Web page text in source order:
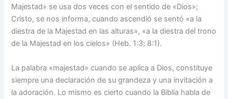
Majestad» se usa dos veces con el sentido de «Dios»;
Cristo, se nos informa, cuando ascendió se sentó «a la
diestra de la Majestad en las alturas», «a la diestra del trono
de la Majestad en los cielos» (Heb. 1:3; 8:1).
La palabra «majestad» cuando se aplica a Dios, constituye
siempre una declaración de su grandeza y una invitación a
la adoración. Lo mismo es cierto cuando la Biblia habla de